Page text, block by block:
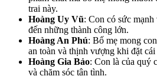
trai này.
Hoàng Uy Vũ: Con có sức
đến những thành công lớn.
Hoàng An Phú: Bố mẹ mong
an toàn và thịnh vượng khi đặt
Hoàng Gia Bảo: Con là của quý
và chăm sóc tận tình.